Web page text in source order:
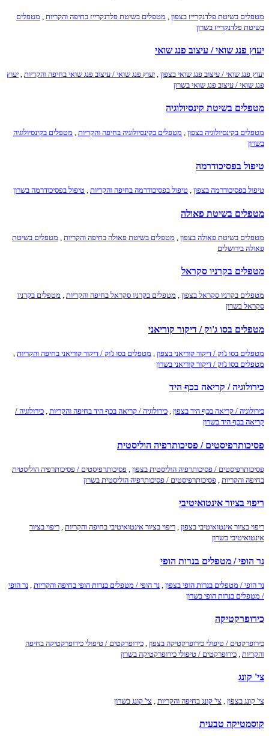
מטפלים בשיטת פלדנקרייז בצפון מטפלים בשיטת פלדנקרייז בחיפה והקריות
מטפלים
בשיטת פלדנקרייז בשרון
יעוץ פנג שואי / עיצוב פנג שואי
יעוץ פנג שואי / עיצוב פנג שואי בצפון , יעוץ פנג שואי / עיצוב פנג שואי בחיפה והקריות , יעוץ
פנג שואי / עיצוב פנג שואי בשרון
מטפלים בשיטת קינסיולוגיה
מטפלים בקינסיולוגיה בצפון מטפלים בקינסיולוגיה בחיפה והקריות
מטפלים בקינסיולוגיה
בשרון
טיפול בפסיכודרמה
טיפול בפסיכודרמה בצפון , טיפול בפסיכודרמה בחיפה והקריות , טיפול בפסיכודרמה בשרון
מטפלים בשיטת פאולה
מטפלים בשיטת פאולה בצפון מטפלים בשיטת פאולה בחיפה והקריות
מטפלים בשיטת
פאולה בירושלים
מטפלים בקרניו סקראל
מטפלים בקרניו סקראל בצפון , מטפלים בקרניו סקראל בחיפה והקריות , מטפלים בקרניו
סקראל בשרון
מטפלים בסו ג'וק / דיקור קוריאני
מטפלים בסו ג'וק / דיקור קוריאני בצפון מטפלים בסו ג'וק / דיקור קוריאני בחיפה והקריות
מטפלים בסו ג'וק / דיקור קוריאני בשרון
כירולוגיה / קריאה בכף היד
כירולוגיה / קריאה בכף היד בצפון , כירולוגיה / קריאה בכף היד בחיפה והקריות , כירולוגיה /
קריאה בכף היד בשרון
פסיכותרפיסטים / פסיכותרפיה הוליסטית
פסיכותרפיסטים / פסיכותרפיה הוליסטית בצפון
פסיכותרפיסטים / פסיכותרפיה הוליסטית
בחיפה והקריות
פסיכותרפיסטים / פסיכותרפיה הוליסטית בשרון
ריפוי בציור אינטואיטיבי
ריפוי בציור אינטואיטיבי בצפון , ריפוי בציור אינטואיטיבי בחיפה והקריות , ריפוי בציור
אינטואיטיבי בשרון
נר הופי / מטפלים בנרות הופי
נר הופי / מטפלים בנרות הופי בצפון , נר הופי / מטפלים בנרות הופי בחיפה והקריות , נר הופי
/ מטפלים בנרות הופי בשרון
כירופרקטיקה
כירופרקטים / טיפולי כירופרקטיקה בצפון כירופרקטים / טיפולי כירופרקטיקה בחיפה
והקריות
כירופרקטים / טיפולי כירופרקטיקה בשרון
צי' קונג
צי' קונג בצפון , צי' קונג בחיפה והקריות , צי' קונג בשרון
קוסמטיקה טבעית